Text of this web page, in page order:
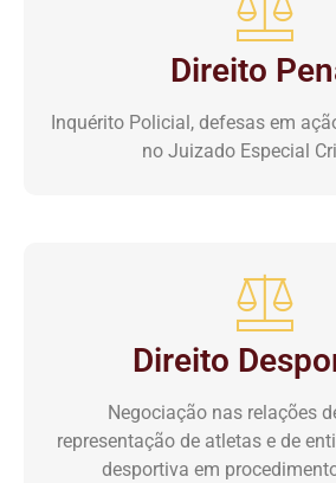
Direito
Inquérito Policial, defesas em
no Juizado Especial
Direito
Negociação nas relações
representação de atletas e de
desportiva em